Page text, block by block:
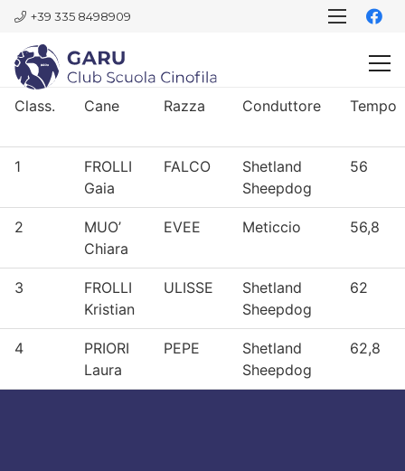
+39 335 8498909
Class. Cane Razza Conduttore Tempo
1
FROLLI
Gaia
FALCO
Shetland
Sheepdog
56
2
MUO’
Chiara
EVEE Meticcio 56,8
3
FROLLI
Kristian
ULISSE
Shetland
Sheepdog
62
4
PRIORI
Laura
PEPE
Shetland
Sheepdog
62,8